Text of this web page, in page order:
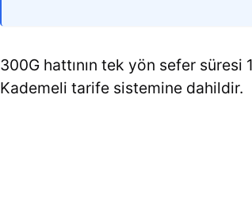
300G hattının tek yön sefer
Kademeli tarife sistemine dahildir.